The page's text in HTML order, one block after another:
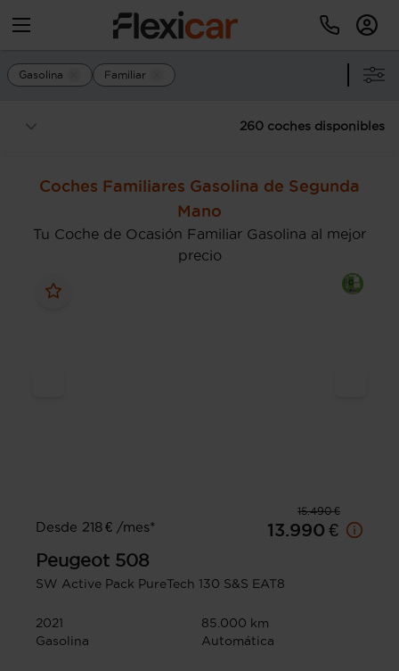
Gasolina Familiar
260 coches disponibles
Coches Familiares Gasolina de Segunda
Mano
Tu Coche de Ocasión Familiar Gasolina al mejor
precio
15.490 €
Desde 218 € /mes*
13.990 €
Peugeot 508
SW Active Pack PureTech 130 S&S EAT8
2021
85.000 km
Gasolina
Automática